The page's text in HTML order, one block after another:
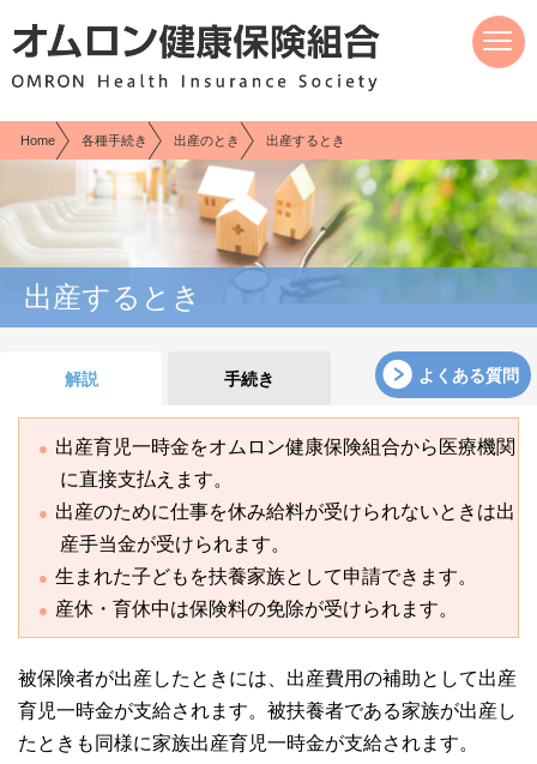
Home 各種手続き 出産のとき 出産するとき
出産するとき
解説 手続き よくある質問
出産育児一時金をオムロン健康保険組合から医療機関
に直接支払えます。
出産のために仕事を休み給料が受けられないときは出
産手当金が受けられます。
生まれた子どもを扶養家族として申請できます。
産休・育休中は保険料の免除が受けられます。
被保険者が出産したときには、出産費用の補助として出産
育児一時金が支給されます。被扶養者である家族が出産し
たときも同様に家族出産育児一時金が支給されます。